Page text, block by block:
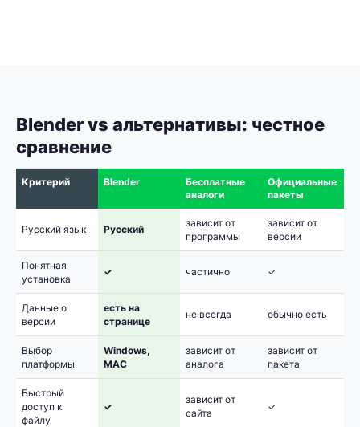
Blender vs альтернативы: честное
сравнение
Критерий Blender
Бесплатные
аналоги
Официальные
пакеты
Русский язык Русский
зависит от
программы
зависит от
версии
Понятная
установка
✓ частично ✓
Данные о
версии
есть на
странице
не всегда обычно есть
Выбор
платформы
Windows,
MAC
зависит от
аналога
зависит от
пакета
Быстрый
доступ к
файлу
✓
зависит от
сайта
✓